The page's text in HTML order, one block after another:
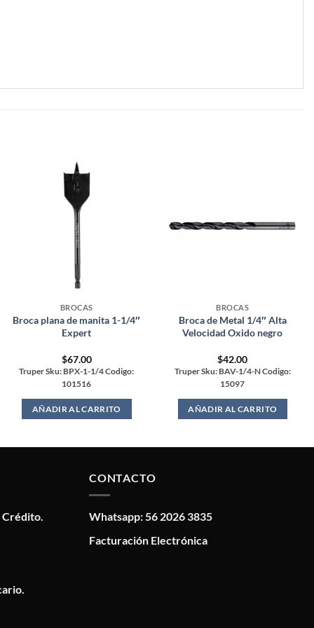
BROCAS
Broca plana de manita 1-1/4″
Expert
$67.00
Truper Sku: BPX-1-1/4 Codigo:
101516
AÑADIR AL CARRITO
BROCAS
Broca de Metal 1/4″ Alta
Velocidad Oxido negro
$42.00
Truper Sku: BAV-1/4-N Codigo:
15097
AÑADIR AL CARRITO
CONTACTO
Whatsapp: 56 2026 3835
Facturación Electrónica